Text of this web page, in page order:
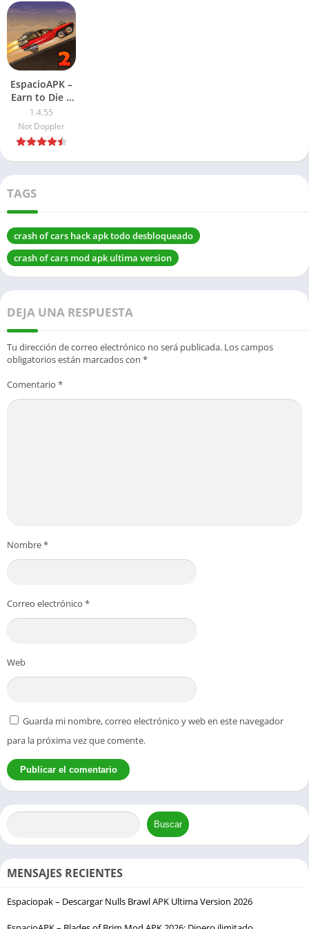
EspacioAPK –
Earn to Die 2
APK 2026:
Juego de
Android
1.4.55
Not Doppler
TAGS
crash of cars hack apk todo desbloqueado
crash of cars mod apk ultima version
DEJA UNA RESPUESTA
Tu dirección de correo electrónico no será publicada. Los campos
obligatorios están marcados con *
Comentario *
Nombre*
Correo electrónico *
Web
Guarda mi nombre, correo electrónico y web en este navegador
para la próxima vez que comente.
Buscar
MENSAJES RECIENTES
Espaciopak – Descargar Nulls Brawl APK Ultima Version 2026